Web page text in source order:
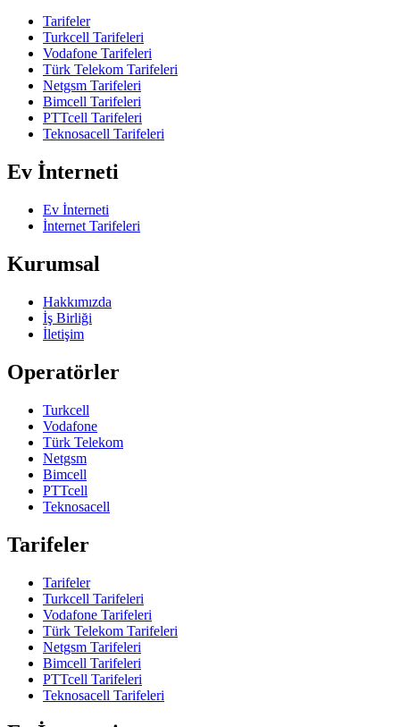
Tarifeler
Turkcell Tarifeleri
Vodafone Tarifeleri
Türk Telekom Tarifeleri
Netgsm Tarifeleri
Bimcell Tarifeleri
PTTcell Tarifeleri
Teknosacell Tarifeleri
Ev İnterneti
Ev İnterneti
İnternet Tarifeleri
Kurumsal
Hakkımızda
İş Birliği
İletişim
Operatörler
Turkcell
Vodafone
Türk Telekom
Netgsm
Bimcell
PTTcell
Teknosacell
Tarifeler
Tarifeler
Turkcell Tarifeleri
Vodafone Tarifeleri
Türk Telekom Tarifeleri
Netgsm Tarifeleri
Bimcell Tarifeleri
PTTcell Tarifeleri
Teknosacell Tarifeleri